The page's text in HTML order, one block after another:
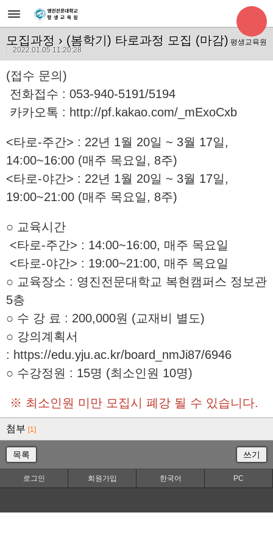
모집과정 › (봄학기) 타로과정 모집 (마감) 평생교육원
2022.01.05 11:20:28
(접수 문의)
전화접수 : 053-940-5191/5194
카카오톡 : http://pf.kakao.com/_mExoCxb
<타로-주간> : 22년 1월 20일 ~ 3월 17일,
14:00~16:00 (매주 목요일, 8주)
<타로-야간> : 22년 1월 20일 ~ 3월 17일,
19:00~21:00 (매주 목요일, 8주)
○ 교육시간
<타로-주간> : 14:00~16:00, 매주 목요일
<타로-야간> : 19:00~21:00, 매주 목요일
○ 교육장소 : 영진전문대학교 복현캠퍼스 정보관
5층
○ 수 강 료 : 200,000원 (교재비 별도)
○ 강의계획서
: https://edu.yju.ac.kr/board_nmJi87/6946
○ 수강정원 : 15명 (최소인원 10명)
※ 최소인원 미만 모집시 폐강 될 수 있습니다.
첨부 [1]
목록 쓰기
로그인 회원가입 한국어 PC